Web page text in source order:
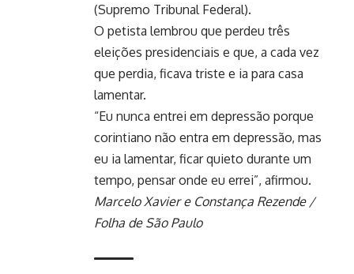
(Supremo Tribunal Federal).
O petista lembrou que perdeu três
eleições presidenciais e que, a cada vez
que perdia, ficava triste e ia para casa
lamentar.
“Eu nunca entrei em depressão porque
corintiano não entra em depressão, mas
eu ia lamentar, ficar quieto durante um
tempo, pensar onde eu errei”, afirmou.
Marcelo Xavier e Constança Rezende /
Folha de São Paulo